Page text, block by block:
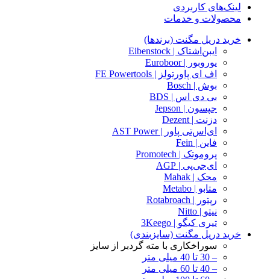
لینک‌های کاربردی
محصولات و خدمات
خرید دریل مگنت (برندها)
ایبن‌اشتاک | Eibenstock
یوروبور | Euroboor
اف ای پاورتولز | FE Powertools
بوش | Bosch
بی دی اس | BDS
جپسون | Jepson
دزنت | Dezent
ای‌اس‌تی پاور | AST Power
فاین | Fein
پروموتک | Promotech
ای‌جی‌پی | AGP
محک | Mahak
متابو | Metabo
رپتور | Rotabroach
نیتو | Nitto
تیری کیگو | 3Keego
خرید دریل مگنت (سایزبندی)
سوراخکاری با مته گردبر از سایز
– 30 تا 40 میلی متر
– 40 تا 60 میلی متر